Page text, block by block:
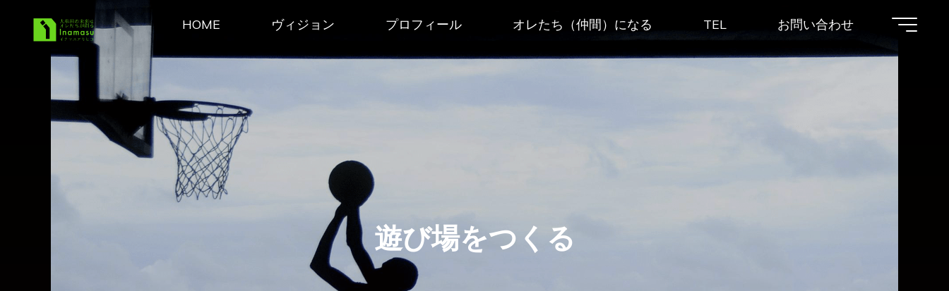
稲益あ
きひこ
Official
Site
HOME ヴィジョン プロフィール オレたち（仲間）になる TEL お問い合わせ
遊び場をつくる